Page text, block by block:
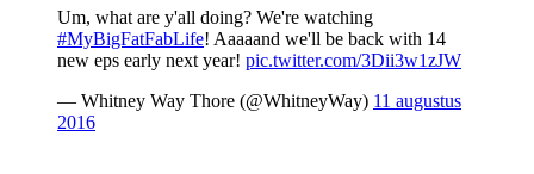
Um, what are y'all doing? We're watching
#MyBigFatFabLife! Aaaaand we'll be back with 14
new eps early next year! pic.twitter.com/3Dii3w1zJW
— Whitney Way Thore (@WhitneyWay) 11 augustus
2016